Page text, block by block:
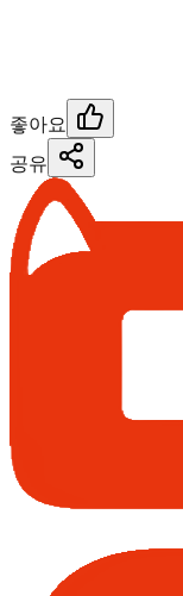
좋아요
공유